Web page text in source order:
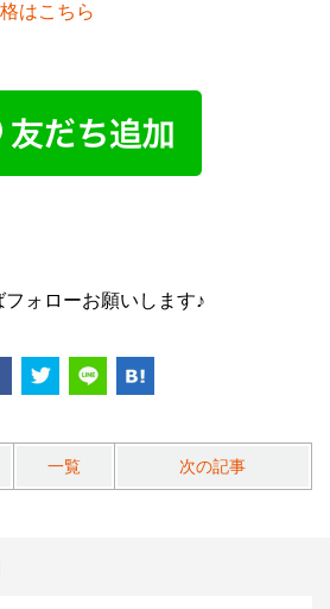
はこちら
ォローお願いします♪
一覧 次の記事